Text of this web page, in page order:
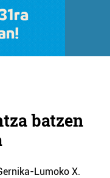
batzen
Lumoko X.